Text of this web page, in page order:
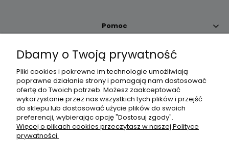
Pomoc
Moje konto
Płatności i dostawa
Informacje
Dbamy o Twoją prywatność
Pliki cookies i pokrewne im technologie umożliwiają
poprawne działanie strony i pomagają nam dostosować
ofertę do Twoich potrzeb. Możesz zaakceptować
wykorzystanie przez nas wszystkich tych plików i przejść
do sklepu lub dostosować użycie plików do swoich
preferencji, wybierając opcję "Dostosuj zgody".
Więcej o plikach cookies przeczytasz w naszej Polityce
prywatności.